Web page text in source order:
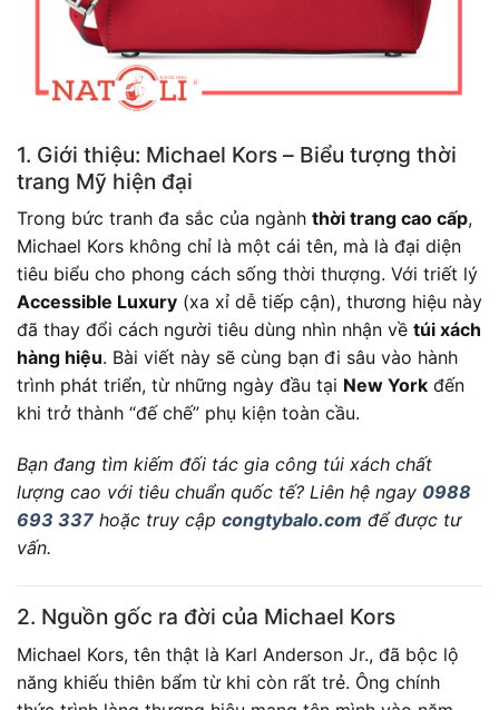
1. Giới thiệu: Michael Kors – Biểu tượng thời
trang Mỹ hiện đại
Trong bức tranh đa sắc của ngành thời trang cao cấp,
Michael Kors không chỉ là một cái tên, mà là đại diện
tiêu biểu cho phong cách sống thời thượng. Với triết lý
Accessible Luxury (xa xỉ dễ tiếp cận), thương hiệu này
đã thay đổi cách người tiêu dùng nhìn nhận về túi xách
hàng hiệu. Bài viết này sẽ cùng bạn đi sâu vào hành
trình phát triển, từ những ngày đầu tại New York đến
khi trở thành “đế chế” phụ kiện toàn cầu.
Bạn đang tìm kiếm đối tác gia công túi xách chất
lượng cao với tiêu chuẩn quốc tế? Liên hệ ngay 0988
693 337 hoặc truy cập congtybalo.com để được tư
vấn.
2. Nguồn gốc ra đời của Michael Kors
Michael Kors, tên thật là Karl Anderson Jr., đã bộc lộ
năng khiếu thiên bẩm từ khi còn rất trẻ. Ông chính